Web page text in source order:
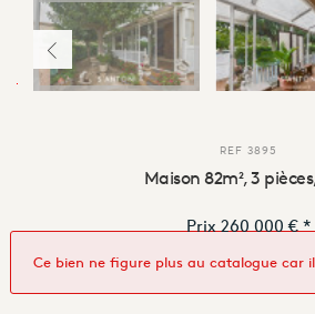
REF 3895
Maison 82m², 3
Prix260 000 €*
Ce bien ne figure plus au catalogue car